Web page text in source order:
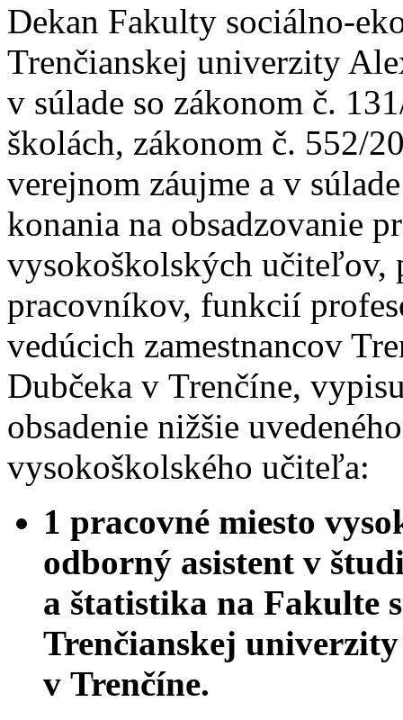
Dekan Fakulty sociálno-
Trenčianskej univerzity
v súlade so zákonom č.
školách, zákonom č. 552/
verejnom záujme a v
konania na obsadzovanie
vysokoškolských učiteľov,
pracovníkov, funkcií
vedúcich zamestnancov
Dubčeka v Trenčíne,
obsadenie nižšie
vysokoškolského učiteľa:
1 pracovné miesto
odborný asistent v
a štatistika na Fakulte
Trenčianskej
v Trenčíne.